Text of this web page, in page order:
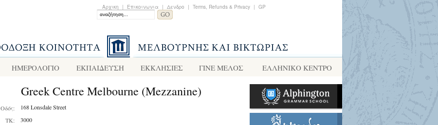
Αρχικη | Επικοινωνια | Δενδρο | Terms, Refunds & Privacy | GP
ΗΜΕΡΟΛΟΓΙΟ ΕΚΠΑΙΔΕΥΣΗ ΕΚΚΛΗΣΙΕΣ ΓΙΝΕ ΜΕΛΟΣ ΕΛΛΗΝΙΚΌ ΚΈΝΤΡΟ
Greek Centre Melbourne (Mezzanine)
Οδός:
168 Lonsdale Street
ΤΚ:
3000